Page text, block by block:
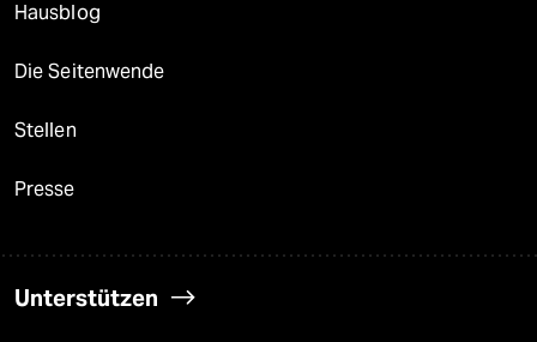
Hausblog
Die Seitenwende
Stellen
Presse
Unterstützen